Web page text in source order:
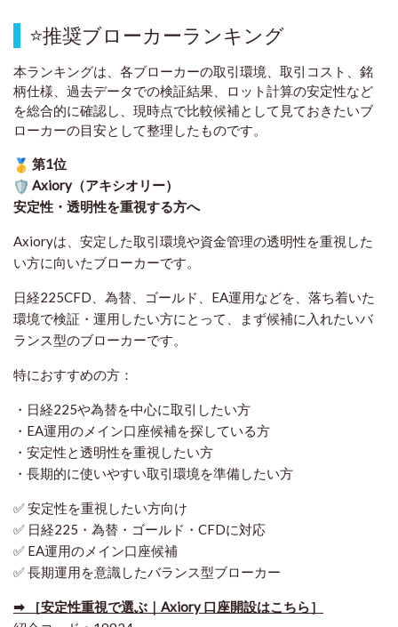
⭐推奨ブローカーランキング
本ランキングは、各ブローカーの取引環境、取引コスト、銘
柄仕様、過去データでの検証結果、ロット計算の安定性など
を総合的に確認し、現時点で比較候補として見ておきたいブ
ローカーの目安として整理したものです。
第1位
Axiory（アキシオリー）
安定性・透明性を重視する方へ
Axioryは、安定した取引環境や資金管理の透明性を重視した
い方に向いたブローカーです。
日経225CFD、為替、ゴールド、EA運用などを、落ち着いた
環境で検証・運用したい方にとって、まず候補に入れたいバ
ランス型のブローカーです。
特におすすめの方：
・日経225や為替を中心に取引したい方
・EA運用のメイン口座候補を探している方
・安定性と透明性を重視したい方
・長期的に使いやすい取引環境を準備したい方
✅ 安定性を重視したい方向け
✅ 日経225・為替・ゴールド・CFDに対応
✅ EA運用のメイン口座候補
✅ 長期運用を意識したバランス型ブローカー
➡ ［安定性重視で選ぶ｜Axiory 口座開設はこちら］